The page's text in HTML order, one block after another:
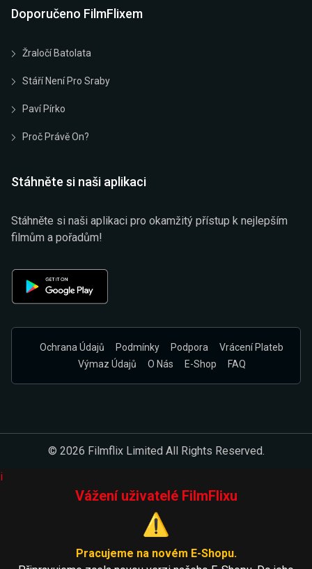
Doporučeno FilmFlixem
Žraločí Batolata
Stáří Není Pro Sraby
Paví Pírko
Proč Právě On?
Stáhněte si naši aplikaci
Stáhněte si naši aplikaci pro okamžitý přístup k nejlepším
filmům a pořadům!
Ochrana Údajů Podmínky Podpora
Vrácení Plateb
Výmaz Údajů
O Nás E-Shop FAQ
© 2026 Filmflix Limited All Rights Reserved.
i
Vážení uživatelé FilmFlixu
⚠️
Pracujeme na novém E-Shopu.